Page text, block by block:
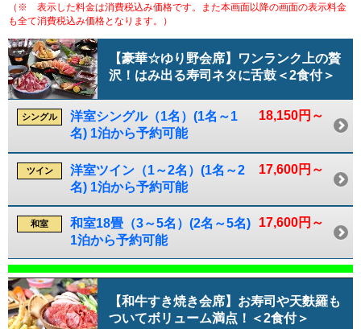
（※ 表示した料金は消費税込み価格です。また本画面以降の画面の表示料金
も全て消費税込み価格となります。）
【豪華☆ゆり野会席】ワンランク上の贅
沢！はみ出る寿司ネタに舌鼓＜2食付＞
18,150円～
シングル
洋室シングル（1名）(1名～1
名) 1泊から予約可能
17,600円～
ツイン
洋室ツイン（1～2名）(1名～2
名) 1泊から予約可能
17,600円～
和室
和室18畳（3～5名）(2名～5名)
1泊から予約可能
【和牛すき焼き会席】お寿司や天麩羅も
ついてボリューム満点！＜2食付＞